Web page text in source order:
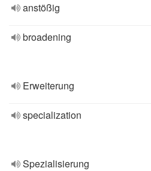
anstößig
broadening
Erweiterung
specialization
Spezialisierung